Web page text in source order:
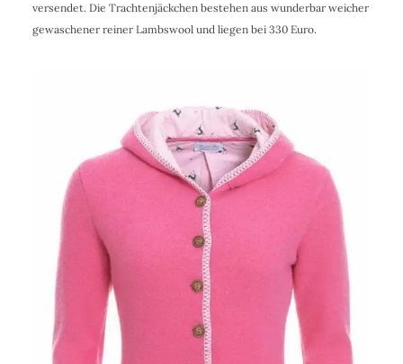
versendet. Die Trachtenjäckchen bestehen aus wunderbar weicher
gewaschener reiner Lambswool und liegen bei 330 Euro.